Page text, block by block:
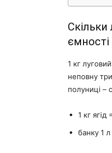
ємності
1 кг
неповну
полуниці –
1 кг ягід
банку 1